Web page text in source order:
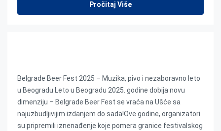
Pročitaj Više
Belgrade Beer Fest 2025 – Muzika, pivo i nezaboravno leto
u Beogradu Leto u Beogradu 2025. godine dobija novu
dimenziju – Belgrade Beer Fest se vraća na Ušće sa
najuzbudljivijim izdanjem do sada!Ove godine, organizatori
su pripremili iznenađenje koje pomera granice festivalskog